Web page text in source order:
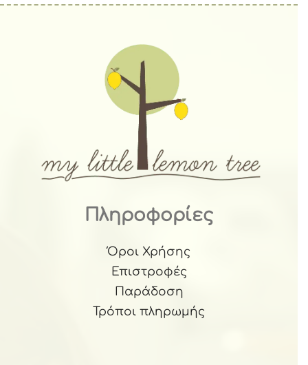
Πληροφορίες
Όροι Χρήσης
Επιστροφές
Παράδοση
Τρόποι πληρωμής